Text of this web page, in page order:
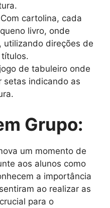
cartolina, cada
livro, onde
utilizando direções de
de tabuleiro onde
setas indicando as
Grupo:
um momento de
aos alunos como
a importância
ao realizar as
para o